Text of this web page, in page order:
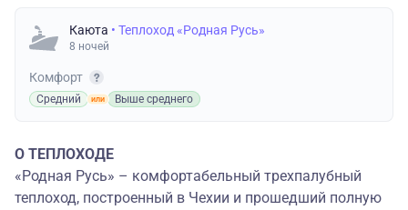
Каюта • Теплоход «Родная Русь»
8 ночей
Комфорт
Средний Выше среднего
О ТЕПЛОХОДЕ
«Родная Русь» – комфортабельный трехпалубный
теплоход, построенный в Чехии и прошедший полную